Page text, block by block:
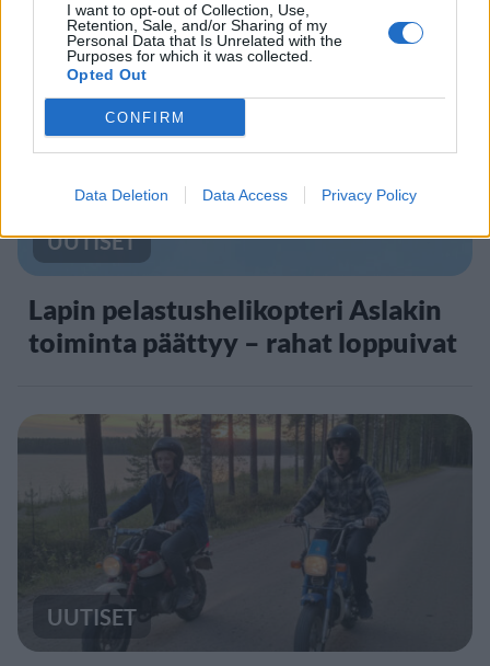
I want to opt-out of Collection, Use,
Retention, Sale, and/or Sharing of my
Personal Data that Is Unrelated with the
Purposes for which it was collected.
Opted Out
CONFIRM
Data Deletion Data Access Privacy Policy
5
UUTISET
Lapin pelastushelikopteri Aslakin
toiminta päättyy – rahat loppuivat
UUTISET